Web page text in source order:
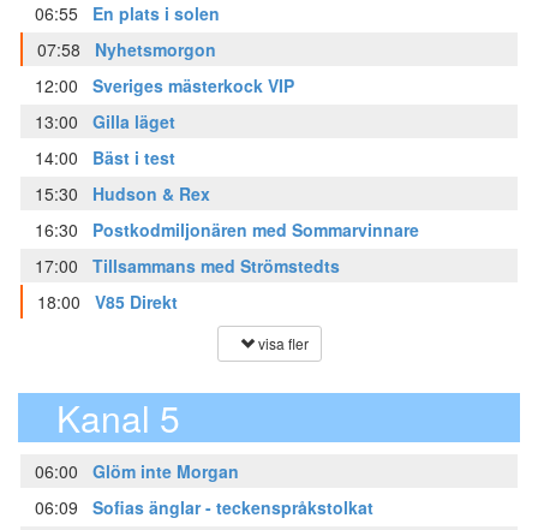
06:55
En plats i solen
07:58
Nyhetsmorgon
12:00
Sveriges mästerkock VIP
13:00
Gilla läget
14:00
Bäst i test
15:30
Hudson & Rex
16:30
Postkodmiljonären med Sommarvinnare
17:00
Tillsammans med Strömstedts
18:00
V85 Direkt
visa fler
Kanal 5
06:00
Glöm inte Morgan
06:09
Sofias änglar - teckenspråkstolkat